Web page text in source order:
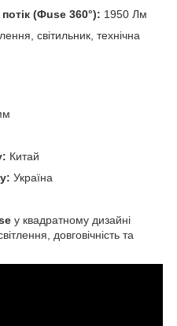
(Фuse 360°): 1950 Лм
світильник, технічна
Китай
Україна
у квадратному дизайні
довговічність та